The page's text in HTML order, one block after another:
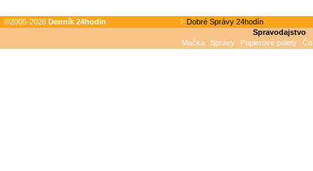
©2005-2026 Denník 24hodin
Dobré Správy 24hodín
Spravodajstvo
Mačka
Správy Papierové palety